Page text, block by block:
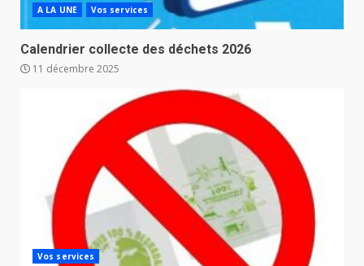
A LA UNE Vos services
Calendrier collecte des déchets 2026
11 décembre 2025
Vos services